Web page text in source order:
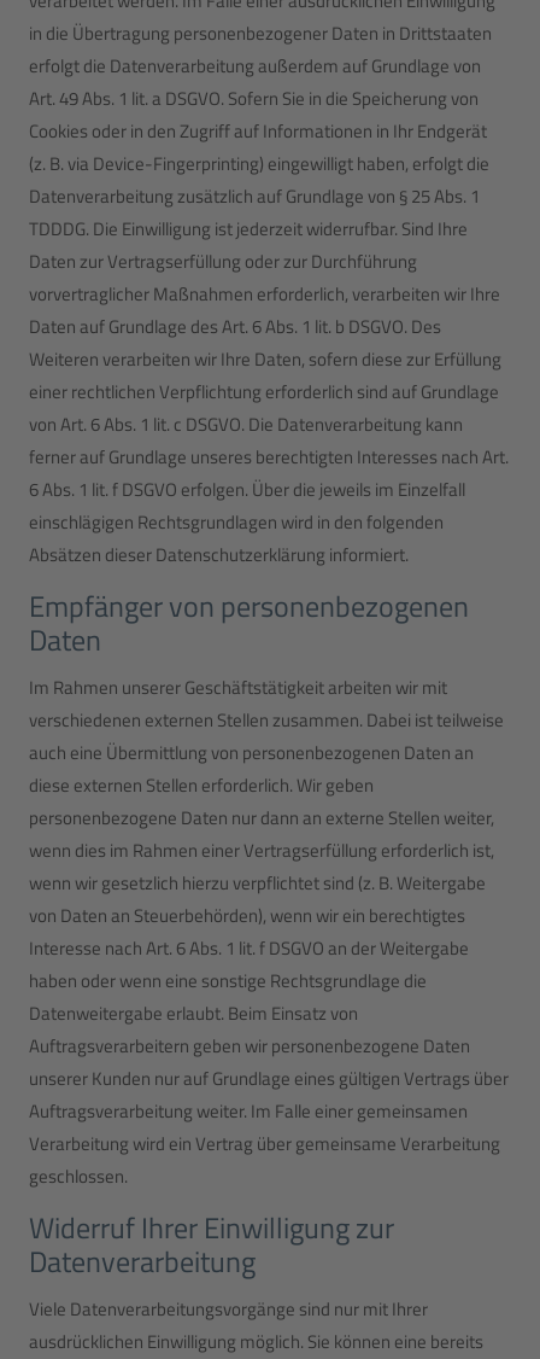
in die Übertragung personenbezogener Daten in Drittstaaten
erfolgt die Datenverarbeitung außerdem auf Grundlage von
Art. 49 Abs. 1 lit. a DSGVO. Sofern Sie in die Speicherung von
Cookies oder in den Zugriff auf Informationen in Ihr Endgerät
(z. B. via Device-Fingerprinting) eingewilligt haben, erfolgt die
Datenverarbeitung zusätzlich auf Grundlage von § 25 Abs. 1
TDDDG. Die Einwilligung ist jederzeit widerrufbar. Sind Ihre
Daten zur Vertragserfüllung oder zur Durchführung
vorvertraglicher Maßnahmen erforderlich, verarbeiten wir Ihre
Daten auf Grundlage des Art. 6 Abs. 1 lit. b DSGVO. Des
Weiteren verarbeiten wir Ihre Daten, sofern diese zur Erfüllung
einer rechtlichen Verpflichtung erforderlich sind auf Grundlage
von Art. 6 Abs. 1 lit. c DSGVO. Die Datenverarbeitung kann
ferner auf Grundlage unseres berechtigten Interesses nach Art.
6 Abs. 1 lit. f DSGVO erfolgen. Über die jeweils im Einzelfall
einschlägigen Rechtsgrundlagen wird in den folgenden
Absätzen dieser Datenschutzerklärung informiert.
Empfänger von personenbezogenen
Daten
Im Rahmen unserer Geschäftstätigkeit arbeiten wir mit
verschiedenen externen Stellen zusammen. Dabei ist teilweise
auch eine Übermittlung von personenbezogenen Daten an
diese externen Stellen erforderlich. Wir geben
personenbezogene Daten nur dann an externe Stellen weiter,
wenn dies im Rahmen einer Vertragserfüllung erforderlich ist,
wenn wir gesetzlich hierzu verpflichtet sind (z. B. Weitergabe
von Daten an Steuerbehörden), wenn wir ein berechtigtes
Interesse nach Art. 6 Abs. 1 lit. f DSGVO an der Weitergabe
haben oder wenn eine sonstige Rechtsgrundlage die
Datenweitergabe erlaubt. Beim Einsatz von
Auftragsverarbeitern geben wir personenbezogene Daten
unserer Kunden nur auf Grundlage eines gültigen Vertrags über
Auftragsverarbeitung weiter. Im Falle einer gemeinsamen
Verarbeitung wird ein Vertrag über gemeinsame Verarbeitung
geschlossen.
Widerruf Ihrer Einwilligung zur
Datenverarbeitung
Viele Datenverarbeitungsvorgänge sind nur mit Ihrer
ausdrücklichen Einwilligung möglich. Sie können eine bereits